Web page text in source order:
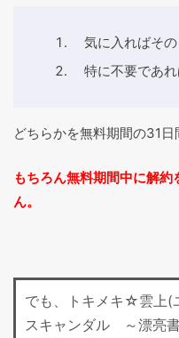
気に入ればそ
特に不要であ
どちらかを無料期間の31日
もちろん無料期間中に解
ん。
でも、トキメキ☆雲上(
スキャンダル ～漂亮